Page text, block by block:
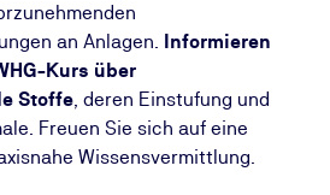
an Anlagen. Informieren
Kurs über
Stoffe, deren Einstufung und
Freuen Sie sich auf eine
Wissensvermittlung.